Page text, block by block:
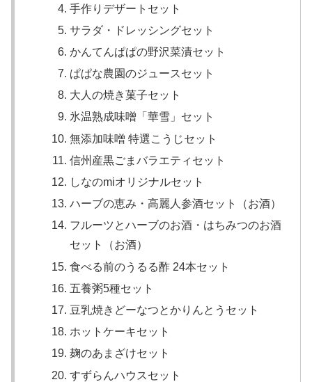
手作りデザートセット
サラダ・ドレッシングセット
かんてんぱぱの野沢菜漬セット
ぱぱな農園のジュースセット
大人の焼き菓子セット
氷温熟成味噌「華雪」セット
無添加味噌 特選こうじセット
信州産黒ごまバラエティセット
しなのmiオリジナルセット
ハーブの恵み・高麗人参酒セット（お酒）
フルーツとハーブのお酒・はちみつのお酒
セット（お酒）
食べる前のうるる酢 24本セット
五養粥5種セット
豆乳焼きどーなつとかりんとうセット
ホットケーキセット
麹のあまざけセット
すずらんハウスセット